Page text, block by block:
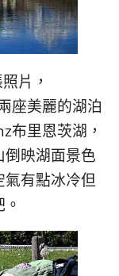
片，
座美麗的湖泊
布里恩茨湖，
映湖面景色
有點冰冷但